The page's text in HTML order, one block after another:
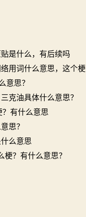
是什么，有后续吗
用词什么意思，这个
意思？
克油具体什么意思？
？有什么意思
思？
么意思
梗？有什么意思？